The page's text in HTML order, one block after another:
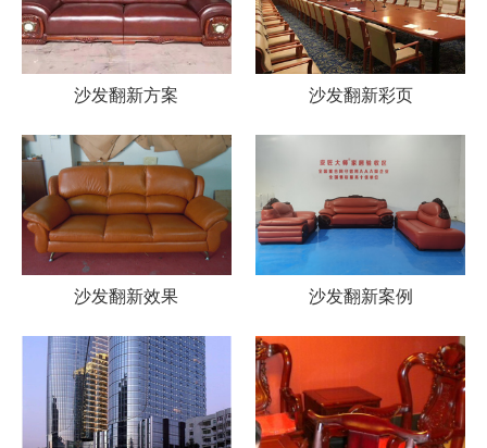
沙发翻新方案 沙发翻新彩页
沙发翻新效果 沙发翻新案例